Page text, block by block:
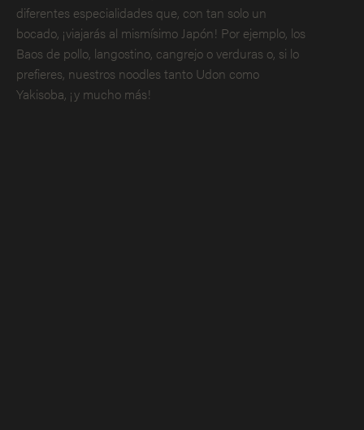
diferentes especialidades que, con tan solo un
bocado, ¡viajarás al mismísimo Japón! Por ejemplo, los
Baos de pollo, langostino, cangrejo o verduras o, si lo
prefieres, nuestros noodles tanto Udon como
Yakisoba, ¡y mucho más!